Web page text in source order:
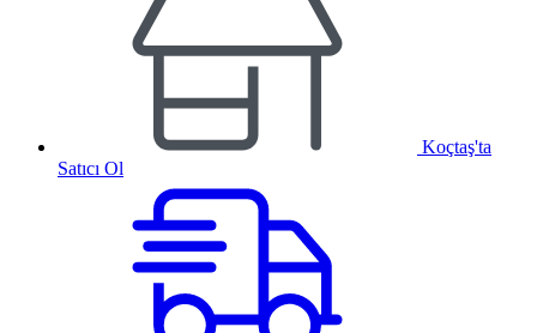
Koçtaş'ta
Satıcı Ol